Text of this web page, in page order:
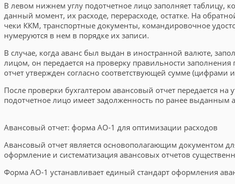
В левом нижнем углу подотчетное лицо заполняет таблицу,
данный момент, их расходе, перерасходе, остатке. На
чеки ККМ, транспортные документы, командировочное
нумеруются в нем в порядке их записи.
В случае, когда аванс был выдан в иностранной валюте,
лицом, он передается на проверку правильности заполнения
отчет утвержден согласно соответствующей сумме (цифрами
После проверки бухгалтером авансовый отчет передается
подотчетное лицо имеет задолженность по ранее
Авансовый отчет: форма АО-1 для оптимизации расходов
Авансовый отчет является основополагающим документом
оформление и систематизация авансовых отчетов
Форма АО-1 устанавливает единый стандарт оформления